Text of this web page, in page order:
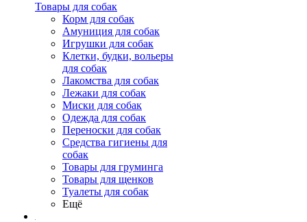
Товары для собак
Корм для собак
Амуниция для собак
Игрушки для собак
Клетки, будки, вольеры
для собак
Лакомства для собак
Лежаки для собак
Миски для собак
Одежда для собак
Переноски для собак
Средства гигиены для
собак
Товары для груминга
Товары для щенков
Туалеты для собак
Ещё